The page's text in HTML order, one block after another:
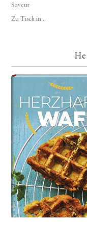
Saveur
Zu Tisch in...